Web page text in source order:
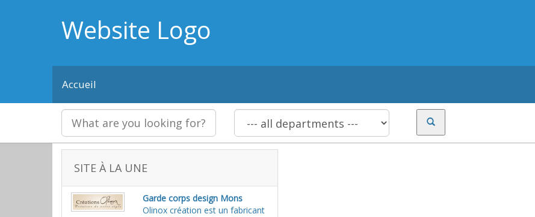
Website Logo
Accueil
SITE À LA UNE
Garde corps design Mons
Olinox création est un fabricant